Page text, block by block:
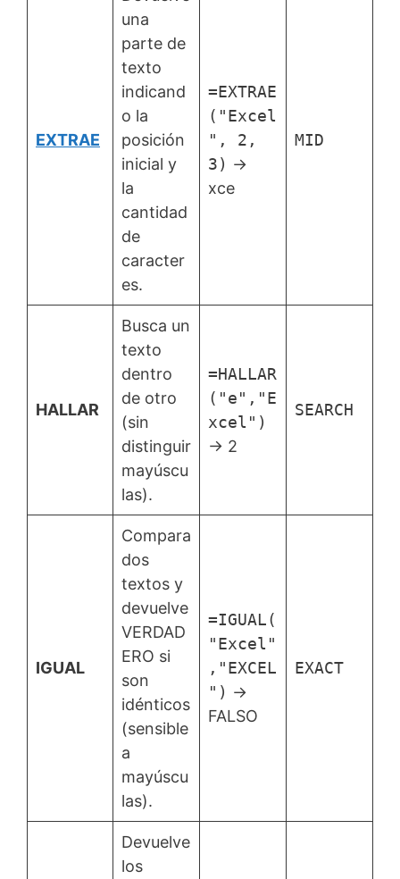
EXTRAE
una
parte de
texto
indicand
o la
posición
inicial y
la
cantidad
de
caracter
es.
=EXTRAE
("Excel
", 2,
3) →
xce
MID
HALLAR
Busca un
texto
dentro
de otro
(sin
distinguir
mayúscu
las).
=HALLAR
("e","E
xcel")
→ 2
SEARCH
IGUAL
Compara
dos
textos y
devuelve
VERDAD
ERO si
son
idénticos
(sensible
a
mayúscu
las).
=IGUAL(
"Excel"
,"EXCEL
") →
FALSO
EXACT
Devuelve
los